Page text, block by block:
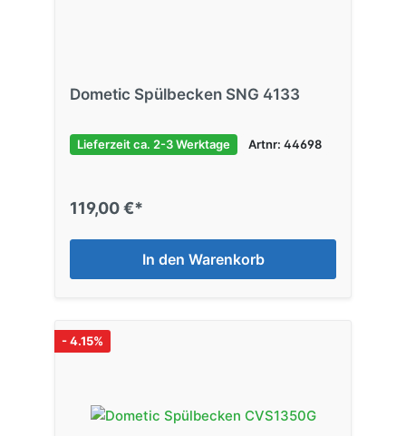
Dometic Spülbecken SNG 4133
Lieferzeit ca. 2-3 Werktage Artnr: 44698
119,00 €*
In den Warenkorb
- 4.15%